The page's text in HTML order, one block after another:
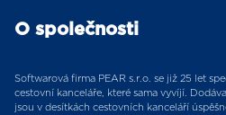
O společnosti
Softwarová firma PEAR s.r.o. se již 25 let
cestovní kanceláře, které sama vyvíjí.
jsou v desítkách cestovních kanceláří